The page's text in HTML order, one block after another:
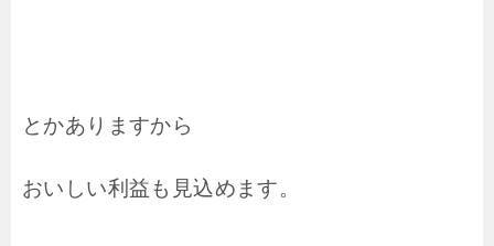
とかありますから
おいしい利益も見込めます。